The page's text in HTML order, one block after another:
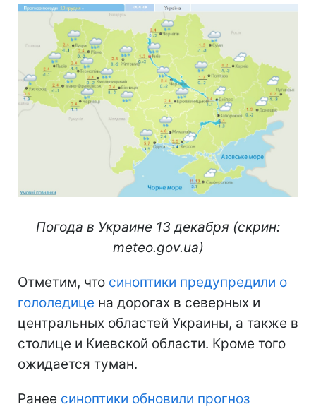
Погода в Украине 13 декабря (скрин:
meteo.gov.ua)
Отметим, что синоптики предупредили о
гололедице на дорогах в северных и
центральных областей Украины, а также в
столице и Киевской области. Кроме того
ожидается туман.
Ранее синоптики обновили прогноз